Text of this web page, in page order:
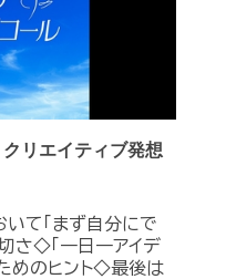
リエイティブ発想
いて「まず自分にで
さ◇「一日一アイデ
めのヒント◇最後は